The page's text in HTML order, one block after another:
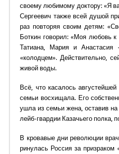
своему любимому доктору: «Я
Сергеевич также всей душой
раз повторяя своим детям:
Боткин говорил: «Моя любовь
Татиана, Мария и Анастасия
«колодцем». Действительно,
живой воды.
Всё, что касалось
семьи восхищала. Его
ушла из семьи жена, оставив
лейб-гвардии Казачьего полка,
В кровавые дни революции
ринулась Россия за призраком